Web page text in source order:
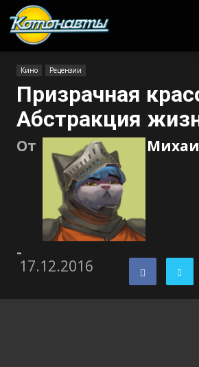
Кино Рецензии
Призрачная
Абстракция
От
-
17.12.2016